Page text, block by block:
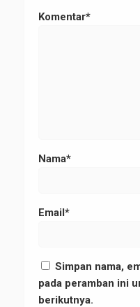
Komentar*
Nama*
Email*
Simpan nama,
pada peramban ini
berikutnya.